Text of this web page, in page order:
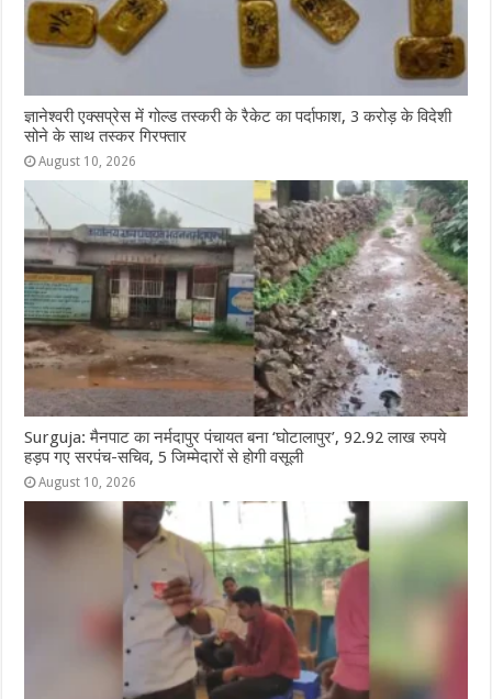
ज्ञानेश्वरी एक्सप्रेस में गोल्ड तस्करी के रैकेट का पर्दाफाश, 3 करोड़ के विदेशी
सोने के साथ तस्कर गिरफ्तार
August 10, 2026
Surguja: मैनपाट का नर्मदापुर पंचायत बना ‘घोटालापुर’, 92.92 लाख रुपये
हड़प गए सरपंच-सचिव, 5 जिम्मेदारों से होगी वसूली
August 10, 2026